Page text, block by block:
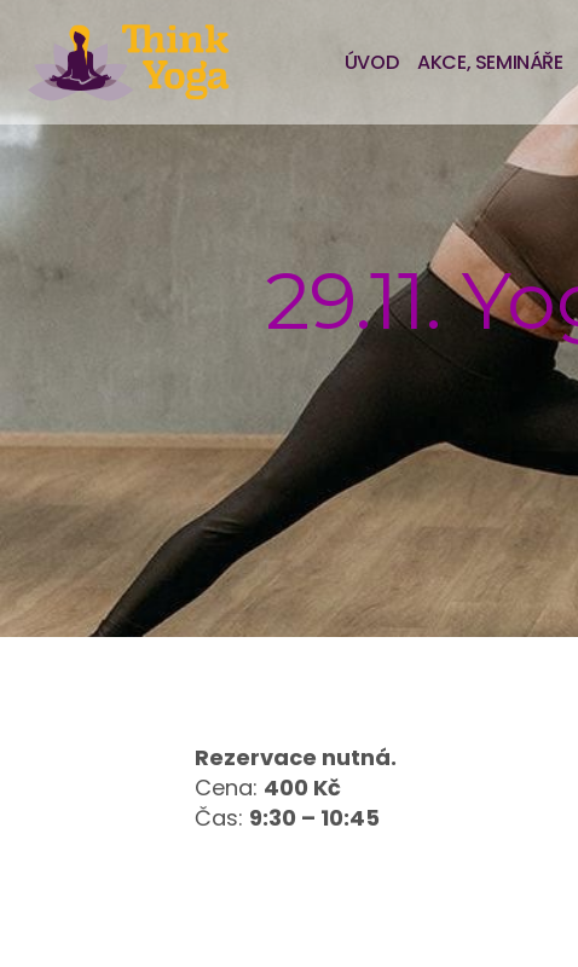
ÚVOD AKCE, SEMINÁŘE
29.11.
Rezervace nutná.
Cena: 400 Kč
Čas: 9:30 – 10:45